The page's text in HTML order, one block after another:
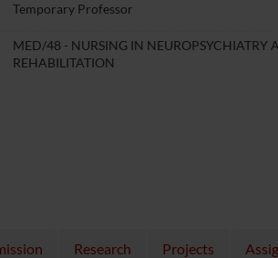
Temporary Professor
MED/48 - NURSING IN NEUROPSYCHIATRY
REHABILITATION
Research Projects